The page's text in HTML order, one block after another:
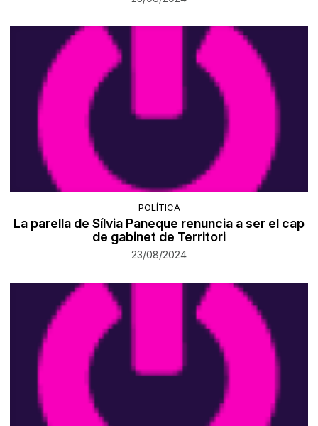
POLÍTICA
La parella de Sílvia Paneque renuncia a ser el cap
de gabinet de Territori
23/08/2024